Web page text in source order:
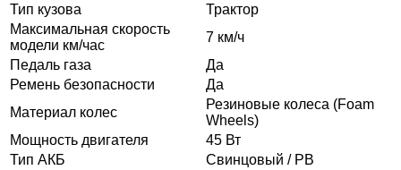
Тип кузова
Трактор
Максимальная скорость
модели км/час
7 км/ч
Педаль газа
Да
Ремень безопасности
Да
Материал колес
Резиновые колеса (Foam
Wheels)
Мощность двигателя
45 Вт
Тип АКБ
Свинцовый / PB